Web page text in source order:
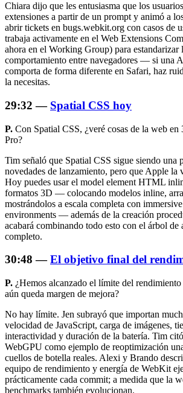
Chiara dijo que les entusiasma que los
extensiones a partir de un prompt y animó a
abrir tickets en bugs.webkit.org con casos de
trabaja activamente en el Web Extensions
ahora en el Working Group) para estandarizar
comportamiento entre navegadores — si una
comporta de forma diferente en Safari, haz
la necesitas.
29:32 — Spatial CSS hoy
P. Con Spatial CSS, ¿veré cosas de la web
Pro?
Tim señaló que Spatial CSS sigue siendo una
novedades de lanzamiento, pero que Apple la
Hoy puedes usar el model element HTML
formatos 3D — colocando modelos inline,
mostrándolos a escala completa con
environments — además de la creación
acabará combinando todo esto con el árbol de
completo.
30:48 —El objetivo final del
P. ¿Hemos alcanzado el límite del
aún queda margen de mejora?
No hay límite. Jen subrayó que importan
velocidad de JavaScript, carga de imágenes,
interactividad y duración de la batería. Tim
WebGPU como ejemplo de reoptimización
cuellos de botella reales. Alexi y Brando
equipo de rendimiento y energía de WebKit
prácticamente cada commit; a medida que la
benchmarks también evolucionan.